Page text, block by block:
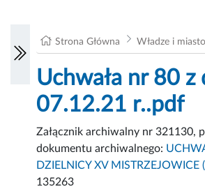
Strona Główna Władze i miasto
Uchwała nr 80 z
07.12.21 r..pdf
Załącznik archiwalny nr 321130,
dokumentu archiwalnego:
DZIELNICY XV MISTRZEJOWICE
135263